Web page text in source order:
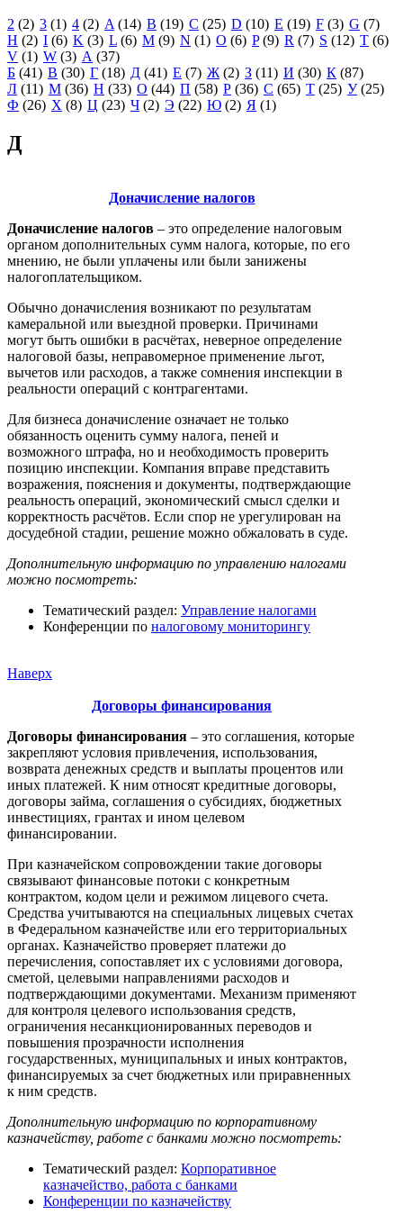
2 (2) 3 (1) 4 (2) A (14) B (19) C (25) D (10) E (19) F (3) G (7)
H (2) I (6) K (3) L (6) M (9) N (1) O (6) P(9) R (7) S (12) T (6)
V (1) W (3) А (37)
Б (41) В (30) Г (18) Д (41) Е (7) Ж (2) З (11) И (30) К (87)
Л (11) М (36) Н (33) О (44) П (58) Р (36) С (65) Т (25) У(25)
Ф (26) Х (8) Ц (23) Ч (2) Э (22) Ю (2) Я (1)
Д
Доначисление налогов
Доначисление налогов – это определение налоговым
органом дополнительных сумм налога, которые, по его
мнению, не были уплачены или были занижены
налогоплательщиком.
Обычно доначисления возникают по результатам
камеральной или выездной проверки. Причинами
могут быть ошибки в расчётах, неверное определение
налоговой базы, неправомерное применение льгот,
вычетов или расходов, а также сомнения инспекции в
реальности операций с контрагентами.
Для бизнеса доначисление означает не только
обязанность оценить сумму налога, пеней и
возможного штрафа, но и необходимость проверить
позицию инспекции. Компания вправе представить
возражения, пояснения и документы, подтверждающие
реальность операций, экономический смысл сделки и
корректность расчётов. Если спор не урегулирован на
досудебной стадии, решение можно обжаловать в суде.
Дополнительную информацию по управлению налогами
можно посмотреть:
Тематический раздел: Управление налогами
Конференции по налоговому мониторингу
Наверх
Договоры финансирования
Договоры финансирования – это соглашения, которые
закрепляют условия привлечения, использования,
возврата денежных средств и выплаты процентов или
иных платежей. К ним относят кредитные договоры,
договоры займа, соглашения о субсидиях, бюджетных
инвестициях, грантах и ином целевом
финансировании.
При казначейском сопровождении такие договоры
связывают финансовые потоки с конкретным
контрактом, кодом цели и режимом лицевого счета.
Средства учитываются на специальных лицевых счетах
в Федеральном казначействе или его территориальных
органах. Казначейство проверяет платежи до
перечисления, сопоставляет их с условиями договора,
сметой, целевыми направлениями расходов и
подтверждающими документами. Механизм применяют
для контроля целевого использования средств,
ограничения несанкционированных переводов и
повышения прозрачности исполнения
государственных, муниципальных и иных контрактов,
финансируемых за счет бюджетных или приравненных
к ним средств.
Дополнительную информацию по корпоративному
казначейству, работе с банками можно посмотреть:
Тематический раздел: Корпоративное
казначейство, работа с банками
Конференции по казначейству